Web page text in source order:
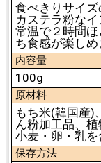
食べきりサイズ
カステラ粉なイ
常温で２時間
ち食感が楽しめ
内容量
100g
原材料
もち米(韓国産)
ん粉加工品、
小麦・卵・乳を
保存方法